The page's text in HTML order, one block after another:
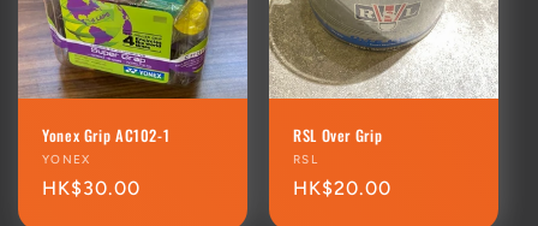
Yonex Grip AC102-1
廠
商：
YONEX
定
HK$30.00
RSL Over Grip
廠
商：
RSL
定
HK$20.00